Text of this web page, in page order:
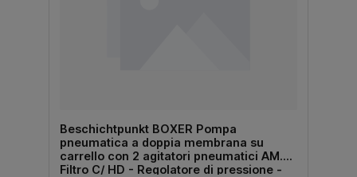
Beschichtpunkt BOXER Pompa
pneumatica a doppia membrana su
carrello con 2 agitatori pneumatici AM.
Filtro C/ HD - Regolatore di pressione -